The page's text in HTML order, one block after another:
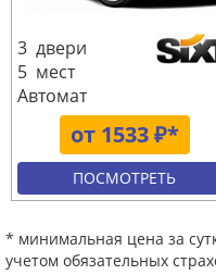
от 1533 ₽*
3 двери
5 мест
Автомат
ПОСМОТРЕТЬ
* минимальная цена за
учетом обязательных